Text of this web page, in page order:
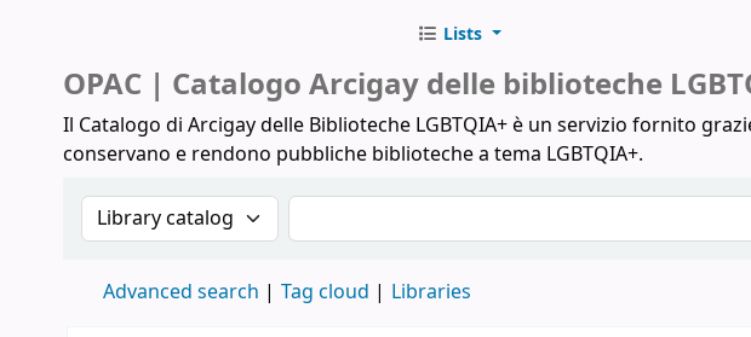
Biblioteche Arcigay
Lists
OPAC | Catalogo Arcigay delle biblioteche
Il Catalogo di Arcigay delle Biblioteche LGBTQIA+ è un servizio fornito
conservano e rendono pubbliche biblioteche a tema LGBTQIA+.
Search the catalog by:Search the catalog
Advanced search Tag cloud Libraries